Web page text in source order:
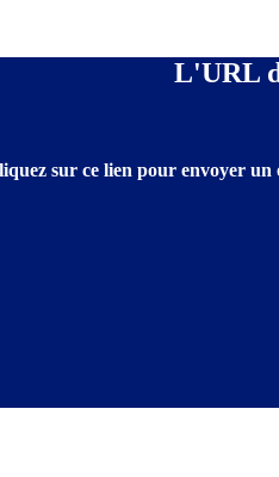
L'URL
sur ce lien pour envoyer